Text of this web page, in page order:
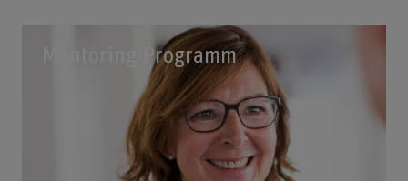
Mentoring-Programm